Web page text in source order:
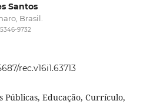
Santos
Brasil.
9732
rec.v16i1.63713
Públicas, Educação, Currículo,